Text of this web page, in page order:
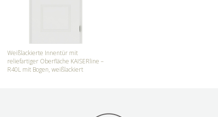
Weißlackierte Innentür mit
reliefartiger Oberfläche KAISERline –
R40L mit Bogen, weißlackiert